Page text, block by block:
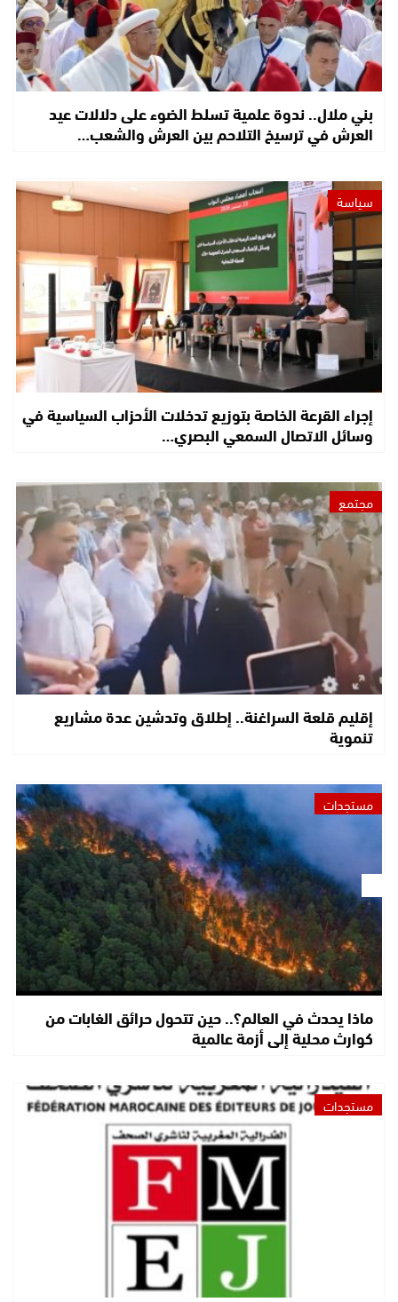
بني ملال.. ندوة علمية تسلط الضوء على دلالات عيد
العرش في ترسيخ التلاحم بين العرش والشعب…
سياسة
إجراء القرعة الخاصة بتوزيع تدخلات الأحزاب السياسية في
وسائل الاتصال السمعي البصري…
مجتمع
إقليم قلعة السراغنة.. إطلاق وتدشين عدة مشاريع
تنموية
مستجدات
ماذا يحدث في العالم؟.. حين تتحول حرائق الغابات من
كوارث محلية إلى أزمة عالمية
مستجدات